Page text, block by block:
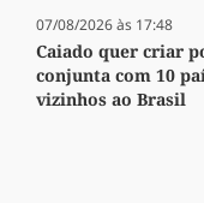
07/08/2026 às 17:48
Caiado quer criar
conjunta com 10
vizinhos ao Brasil